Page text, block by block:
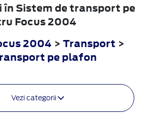
în Sistem de transport pe
Focus 2004
2004 > Transport >
pe plafon
Vezi categorii